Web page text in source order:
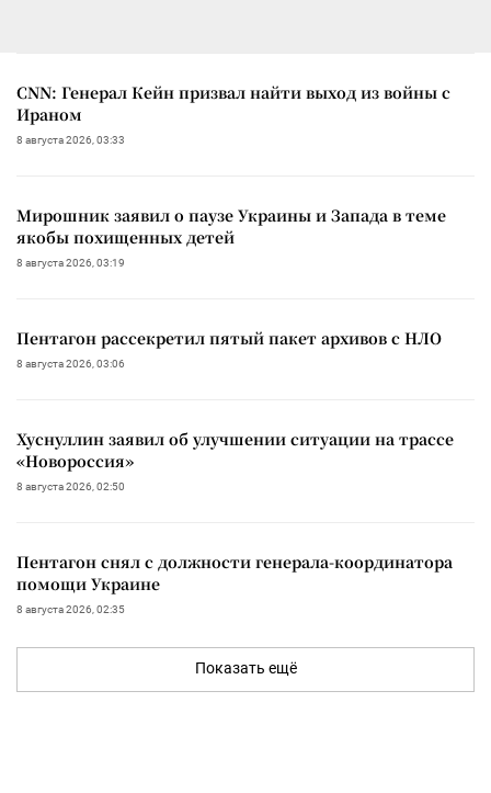
CNN: Генерал Кейн призвал найти выход из войны с
Ираном
8 августа 2026, 03:33
Мирошник заявил о паузе Украины и Запада в теме
якобы похищенных детей
8 августа 2026, 03:19
Пентагон рассекретил пятый пакет архивов с НЛО
8 августа 2026, 03:06
Хуснуллин заявил об улучшении ситуации на трассе
«Новороссия»
8 августа 2026, 02:50
Пентагон снял с должности генерала-координатора
помощи Украине
8 августа 2026, 02:35
Показать ещё